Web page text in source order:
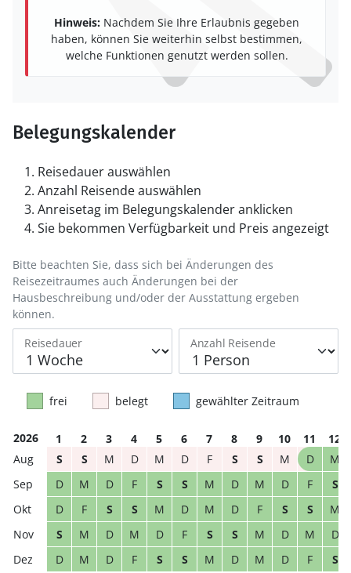
Hinweis: Nachdem Sie Ihre Erlaubnis gegeben
haben, können Sie weiterhin selbst bestimmen,
welche Funktionen genutzt werden sollen.
Belegungskalender
Reisedauer auswählen
Anzahl Reisende auswählen
Anreisetag im Belegungskalender anklicken
Sie bekommen Verfügbarkeit und Preis angezeigt
Reisedauer Anzahl Reisende
Bitte beachten Sie, dass sich bei Änderungen des
Reisezeitraumes auch Änderungen bei der
Hausbeschreibung und/oder der Ausstattung ergeben
können.
frei belegt gewählter Zeitraum
2026 1 2 3 4 5 6 7 8 9 10 11
12
S
S M D M D F S S M D
M
D
M D F S S M D M D F
S
D
F S S M D M D F S S
M
S
M D M D F S S M D M
D
D
M D F S S M D M D F S